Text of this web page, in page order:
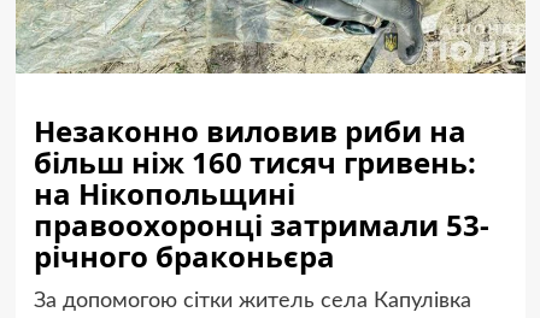
Незаконно виловив риби на
більш ніж 160 тисяч гривень:
на Нікопольщині
правоохоронці затримали 53-
річного браконьєра
За допомогою сітки житель села Капулівка